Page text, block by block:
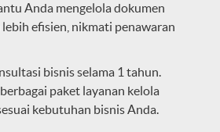
Anda mengelola dokumen
lebih efisien, nikmati penawaran
bisnis selama 1 tahun.
paket layanan kelola
kebutuhan bisnis Anda.